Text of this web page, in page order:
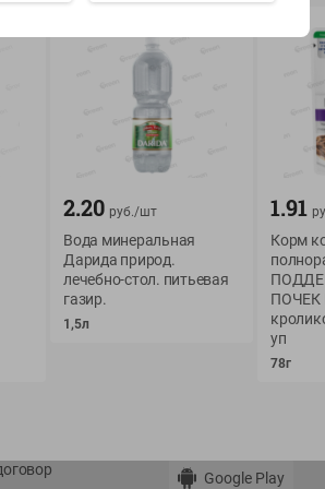
15-28 из 76
История покупок
Мои товары
Обратная связь
Приложение Green c
Google Play
2.20 руб./шт
Вода минеральная
Дарида природ.
лечебно-стол. питьевая
газир.
1,5л
1.91
Корм
ПОЧЕК
уп
78г